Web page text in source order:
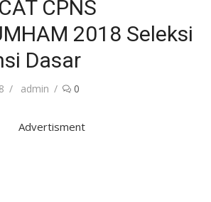
CPNS
2018 Seleksi
Dasar
Author
admin 0
Advertisment